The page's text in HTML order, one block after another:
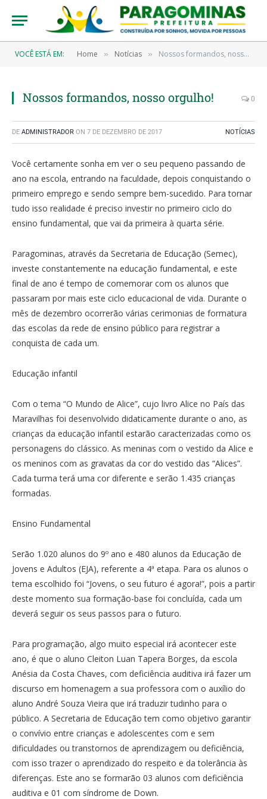
VOCÊ ESTÁ EM: Home » Notícias » Nossos formandos, nosso orgulho!
Nossos formandos, nosso orgulho! 0
DE ADMINISTRADOR ON 7 DE DEZEMBRO DE 2017 NOTÍCIAS
Você certamente sonha em ver o seu pequeno passando de
ano na escola, entrando na faculdade, depois conquistando o
primeiro emprego e sendo sempre bem-sucedido. Para tornar
tudo isso realidade é preciso investir no primeiro ciclo do
ensino fundamental, que vai da primeira à quarta série.
Paragominas, através da Secretaria de Educação (Semec),
investe constantemente na educação fundamental, e este
final de ano é tempo de comemorar com os alunos que
passaram por mais este ciclo educacional de vida. Durante o
mês de dezembro ocorrerão várias cerimonias de formatura
das escolas da rede de ensino público para registrar a
conquista de cada um.
Educação infantil
Com o tema “O Mundo de Alice”, cujo livro Alice no País das
Maravilhas foi desenvolvido didaticamente durante o ano, as
crianças da educação infantil estarão caracterizadas como os
personagens do clássico. As meninas com o vestido da Alice e
os meninos com as gravatas da cor do vestido das “Alices”.
Cada turma terá uma cor diferente e serão 1.435 crianças
formadas.
Ensino Fundamental
Serão 1.020 alunos do 9º ano e 480 alunos da Educação de
Jovens e Adultos (EJA), referente a 4ª etapa. Para os alunos o
tema escolhido foi “Jovens, o seu futuro é agora!”, pois a partir
deste momento sua formação-base foi concluída, cada um
deverá seguir os seus passos para o futuro.
Para programação, algo muito especial irá acontecer este
ano, é que o aluno Cleiton Luan Tapera Borges, da escola
Anésia da Costa Chaves, com deficiência auditiva irá fazer um
discurso em homenagem a sua professora com o auxílio do
aluno André Souza Vieira que irá traduzir tudinho para o
público. A Secretaria de Educação tem como objetivo garantir
o convívio entre crianças e adolescentes com e sem
dificuldades ou transtornos de aprendizagem ou deficiência,
com isso trazer o aprendizado do respeito e da tolerância às
diferenças. Este ano se formarão 03 alunos com deficiência
auditiva e 01 com síndrome de Down.